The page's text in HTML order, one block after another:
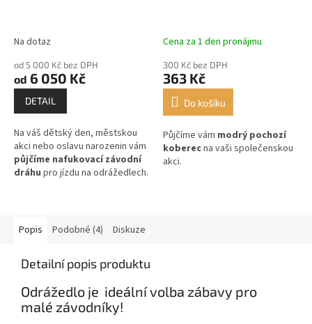
Na dotaz
od 5 000 Kč bez DPH
od 6 050 Kč
DETAIL
Na váš dětský den, městskou
akci nebo oslavu narozenin vám
půjčíme nafukovací závodní
dráhu pro jízdu na odrážedlech.
Cena za 1 den pronájmu
300 Kč bez DPH
363 Kč
Do košíku
Půjčíme vám modrý pochozí
koberecna vaši společenskou
akci.
Popis Podobné (4) Diskuze
Detailní popis produktu
Odrážedlo je ideální volba zábavy pro
malé závodníky!